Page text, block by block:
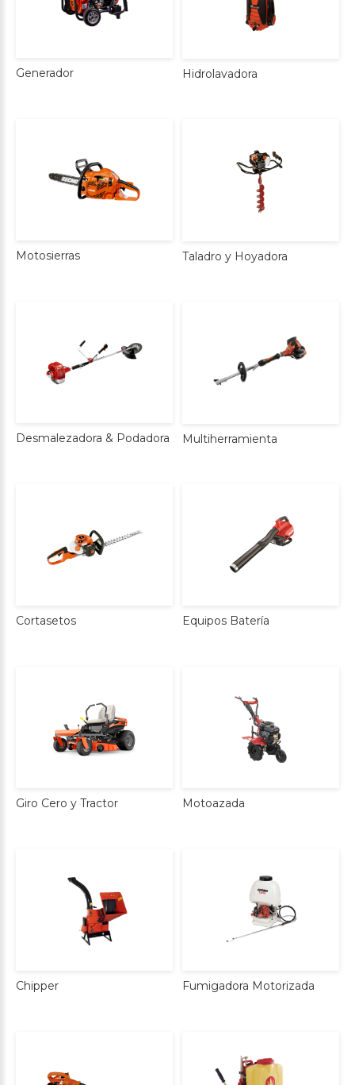
Generador Hidrolavadora
Motosierras Taladro y Hoyadora
Desmalezadora & Podadora Multiherramienta
Cortasetos Equipos Batería
Giro Cero y Tractor Motoazada
Chipper Fumigadora Motorizada